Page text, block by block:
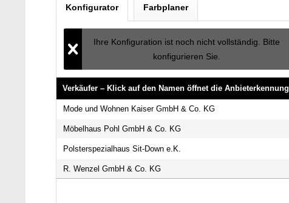
Konfigurator Farbplaner
Ihre Konfiguration ist noch nicht vollständig. Bitte
konfigurieren Sie.
Verkäufer – Klick auf den Namen öffnet die Anbieterkennung
Verkäufer – Klick auf den Namen öffnet die Anbieterkennung
Mode und Wohnen Kaiser GmbH & Co. KG
Möbelhaus Pohl GmbH & Co. KG
Polsterspezialhaus Sit-Down e.K.
R. Wenzel GmbH & Co. KG